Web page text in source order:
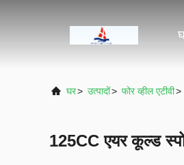
घर> उत्पादों> फोर व्हील एटीवी>
125CC एयर कूल्ड